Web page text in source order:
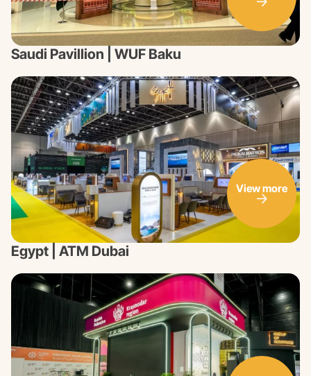
Saudi Pavillion | WUF Baku
Egypt | ATM Dubai
View more